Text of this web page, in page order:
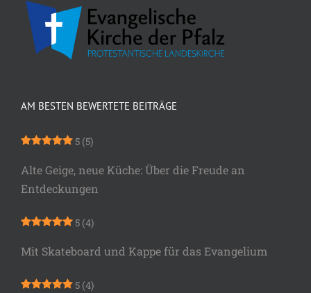
AM BESTEN BEWERTETE BEITRÄGE
5 (5)
Alte Geige, neue Küche: Über die Freude an
Entdeckungen
5 (4)
Mit Skateboard und Kappe für das Evangelium
5 (4)